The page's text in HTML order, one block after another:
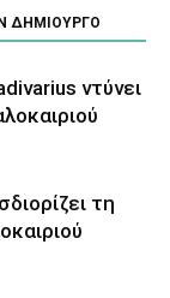
ΔΗΜΙΟΥΡΓΟ
ντύνει
τη